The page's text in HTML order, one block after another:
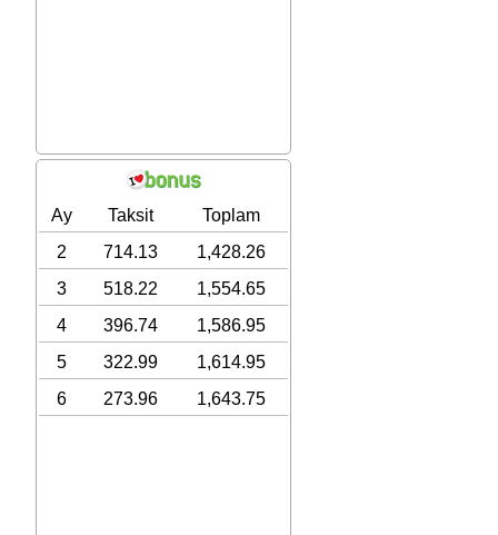
Ay Taksit
Toplam
2
714.13
1,428.26
3
518.22
1,554.65
4
396.74
1,586.95
5
322.99
1,614.95
6
273.96 1,643.75